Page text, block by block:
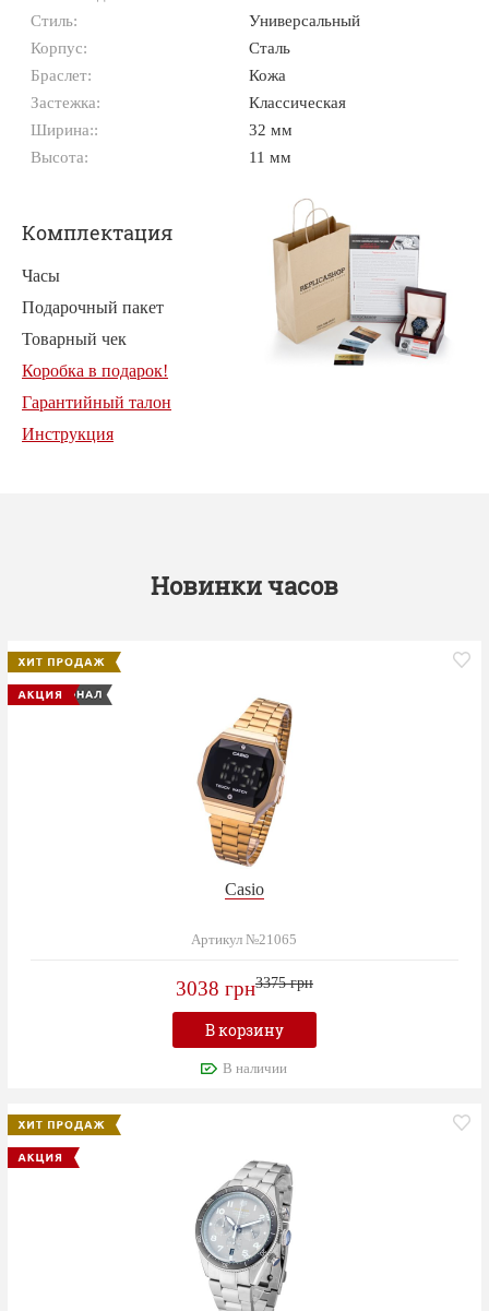
Стиль:
Универсальный
Корпус:
Сталь
Браслет:
Кожа
Застежка:
Классическая
Ширина::
32 мм
Высота:
11 мм
Комплектация
Часы
Подарочный пакет
Товарный чек
Коробка в подарок!
Гарантийный талон
Инструкция
Новинки часов
Casio
Артикул №21065
3038 грн3375 грн
В корзину
В наличии